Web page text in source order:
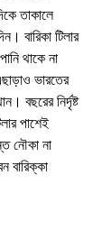
তাকালে
বারিকা টিলার
থাকে না
ভারতের
বছরের নির্দৃষ্ট
পাশেই
নৌকা না
বারিক্কা